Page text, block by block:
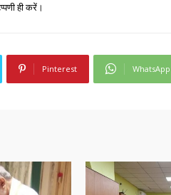
ही करें।
Pinterest WhatsApp